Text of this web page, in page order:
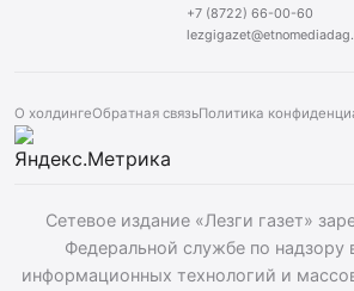
+7 (8722) 66-00-60
О холдингеОбратная связьПолитика
Сетевое издание «Лезги газет»
Федеральной службе по надзору
информационных технологий и